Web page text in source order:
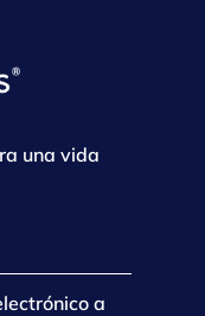
una vida
a